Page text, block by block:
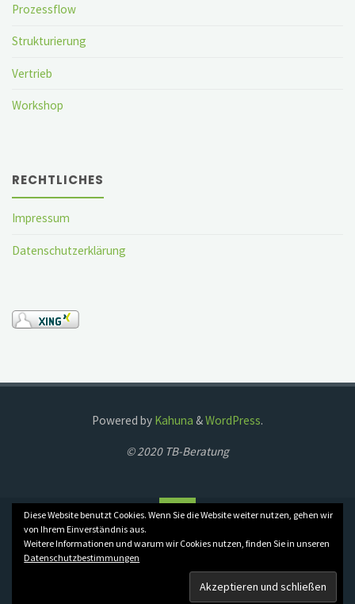
Prozessflow
Strukturierung
Vertrieb
Workshop
RECHTLICHES
Impressum
Datenschutzerklärung
Powered by Kahuna &WordPress.
© 2020 TB-Beratung
Datenschutzerklärung
Back
Top
Diese Website benutzt Cookies. Wenn Sie die Website weiter nutzen, gehen wir
von Ihrem Einverständnis aus.
Weitere Informationen und warum wir Cookies nutzen, finden Sie in unseren
Datenschutzbestimmungen